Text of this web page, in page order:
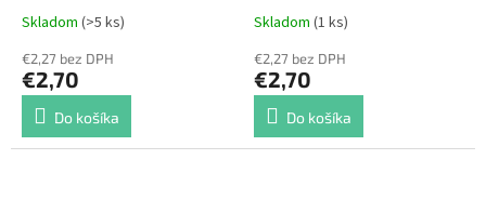
Skladom (>5 ks)
€2,27 bez DPH
€2,70
Do košíka
Skladom (1 ks)
€2,27 bez DPH
€2,70
Do košíka